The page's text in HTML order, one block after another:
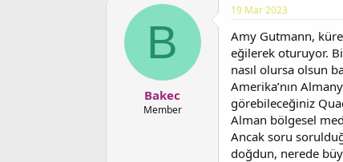
ş
a
n
ı
ç
t
B
Bakec
Member
19 Mar 2023
Amy Gutmann,
eğilerek oturuyor.
nasıl olursa olsun
Amerika’nın
görebileceğiniz
Alman bölgesel
Ancak soru
doğdun, nerede